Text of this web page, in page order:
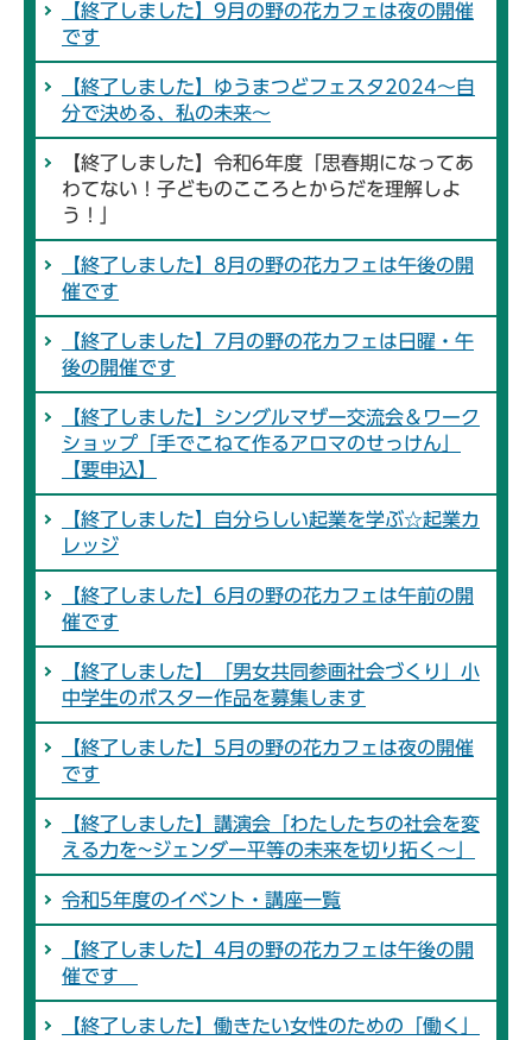
【終了しました】9月の野の花カフェは夜の開催
です
【終了しました】ゆうまつどフェスタ2024～自
分で決める、私の未来～
【終了しました】令和6年度「思春期になってあ
わてない！子どものこころとからだを理解しよ
う！」
【終了しました】8月の野の花カフェは午後の開
催です
【終了しました】7月の野の花カフェは日曜・午
後の開催です
【終了しました】シングルマザー交流会＆ワーク
ショップ「手でこねて作るアロマのせっけん」
【要申込】
【終了しました】自分らしい起業を学ぶ☆起業カ
レッジ
【終了しました】6月の野の花カフェは午前の開
催です
【終了しました】「男女共同参画社会づくり」小
中学生のポスター作品を募集します
【終了しました】5月の野の花カフェは夜の開催
です
【終了しました】講演会「わたしたちの社会を変
える力を~ジェンダー平等の未来を切り拓く～」
令和5年度のイベント・講座一覧
【終了しました】4月の野の花カフェは午後の開
催です
【終了しました】働きたい女性のための「働く」